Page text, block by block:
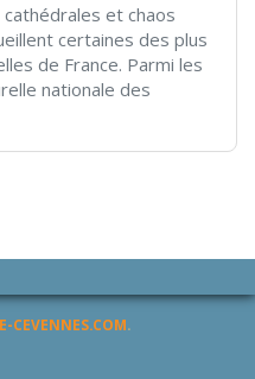
et chaos
certaines des plus
de France. Parmi les
nationale des
CEVENNES.COM.